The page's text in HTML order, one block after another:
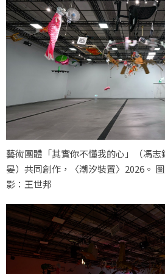
藝術團體「其實你不懂我的心」（馮
晏）共同創作，〈潮汐裝置〉2026。
影：王世邦